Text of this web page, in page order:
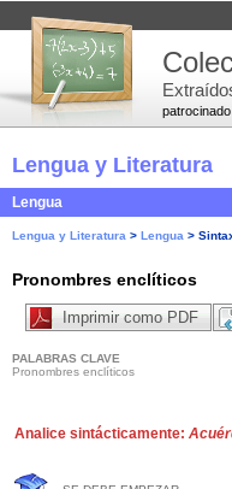
Lengua y Literatura
Lengua
Lengua y Literatura > Lengua >
Pronombres enclíticos
Imprimir como PDF
PALABRAS CLAVE
Pronombres enclíticos
Analice sintácticamente: